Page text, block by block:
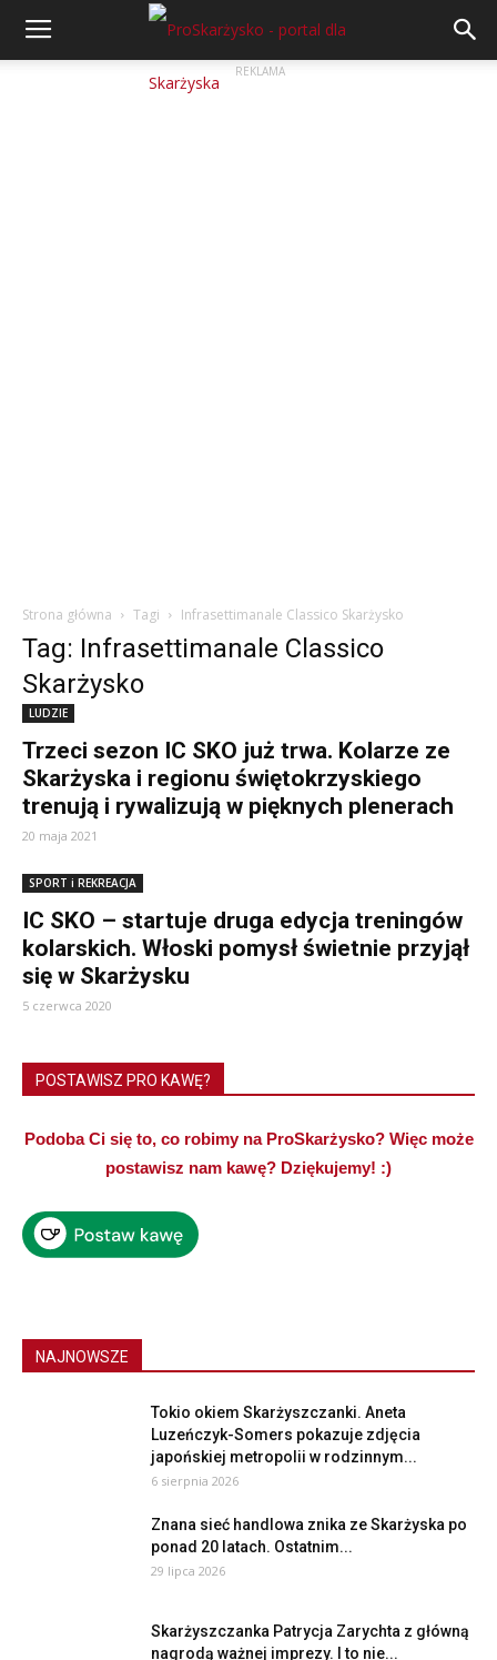
REKLAMA
Strona główna Tagi Infrasettimanale Classico Skarżysko
Tag: Infrasettimanale Classico
Skarżysko
LUDZIE
Trzeci sezon IC SKO już trwa. Kolarze ze
Skarżyska i regionu świętokrzyskiego
trenują i rywalizują w pięknych plenerach
20 maja 2021
SPORT i REKREACJA
IC SKO – startuje druga edycja treningów
kolarskich. Włoski pomysł świetnie przyjął
się w Skarżysku
5 czerwca 2020
POSTAWISZ PRO KAWĘ?
Podoba Ci się to, co robimy na ProSkarżysko? Więc może
postawisz nam kawę? Dziękujemy! :)
NAJNOWSZE
Tokio okiem Skarżyszczanki. Aneta
Luzeńczyk-Somers pokazuje zdjęcia
japońskiej metropolii w rodzinnym...
6 sierpnia 2026
Znana sieć handlowa znika ze Skarżyska po
ponad 20 latach. Ostatnim...
29 lipca 2026
Skarżyszczanka Patrycja Zarychta z główną
nagrodą ważnej imprezy. I to nie...